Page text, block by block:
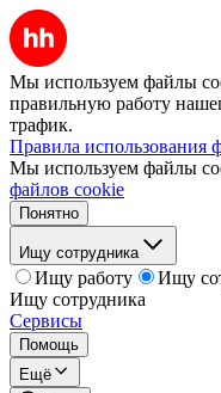
Мы используем файлы
правильную работу
трафик.
Правила использования
Мы используем файлы
файлов cookie
Понятно
Ищу сотрудника
Ищу работу
Ищу
Ищу сотрудника
Сервисы
Помощь
Ещё